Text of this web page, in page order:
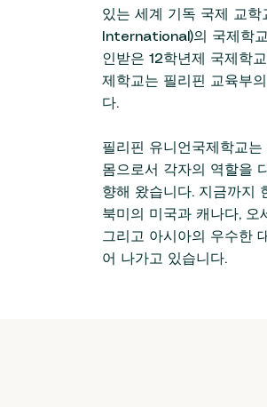
있는 세계 기독 국제 교
International)의 국제학
인받은 12학년제 국제학
제학교는 필리핀 교육부
다.
필리핀 유니언국제학교
몸으로서 각자의 역할을
향해 왔습니다. 지금까지
북미의 미국과 캐나다, 오
그리고 아시아의 우수한
어 나가고 있습니다. ​